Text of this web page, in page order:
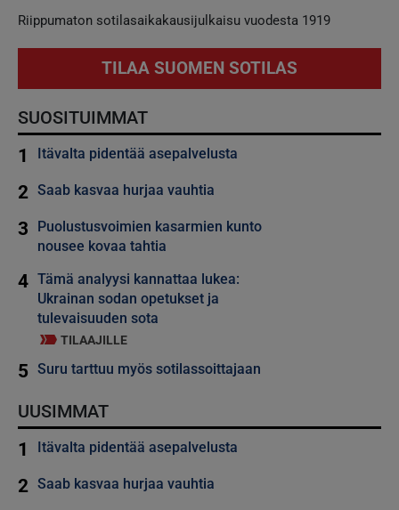
Riippumaton sotilasaikakausijulkaisu vuodesta 1919
TILAA SUOMEN SOTILAS
SUOSITUIMMAT
1 Itävalta pidentää asepalvelusta
2 Saab kasvaa hurjaa vauhtia
3
Puolustusvoimien kasarmien kunto
nousee kovaa tahtia
4 Tämä analyysi kannattaa lukea:
Ukrainan sodan opetukset ja
tulevaisuuden sota
TILAAJILLE
5 Suru tarttuu myös sotilassoittajaan
UUSIMMAT
1 Itävalta pidentää asepalvelusta
2 Saab kasvaa hurjaa vauhtia